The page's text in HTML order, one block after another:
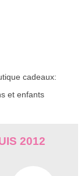
cadeaux:
et enfants
2012